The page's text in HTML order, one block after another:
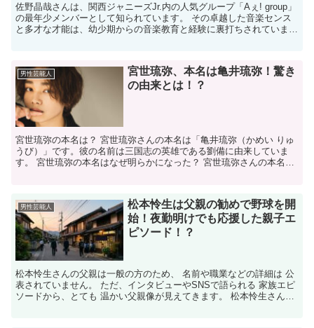
​佐野晶哉さんは、関西ジャニーズJr.内の人気グループ「Aぇ! group」
の最年少メンバーとして知られています。​ その卓越した音楽センス
と多才な才能は、幼少期からの音楽教育と経験に裏打ちされていま
男性芸能人
宮世琉弥、本名は亀井琉弥！驚き
の由来とは！？
宮世琉弥の本名は？ 宮世琉弥さんの本名は「亀井琉弥（かめい りゅ
うび）」です。彼の名前は三国志の英雄である劉備に由来していま
す。 宮世琉弥の本名はなぜ明らかになった？ 宮世琉弥さんの本名が
男性芸能人
松本怜生は父親の勧めで野球を開
始！夜勤明けでも応援した親子エ
ピソード！？
松本怜生さんの父親は一般の方のため、 名前や職業などの詳細は 公
表されていません。 ただ、インタビューやSNSで語られる 家族エピ
ソードから、とても 温かい父親像が見えてきます。 松本怜生さんは